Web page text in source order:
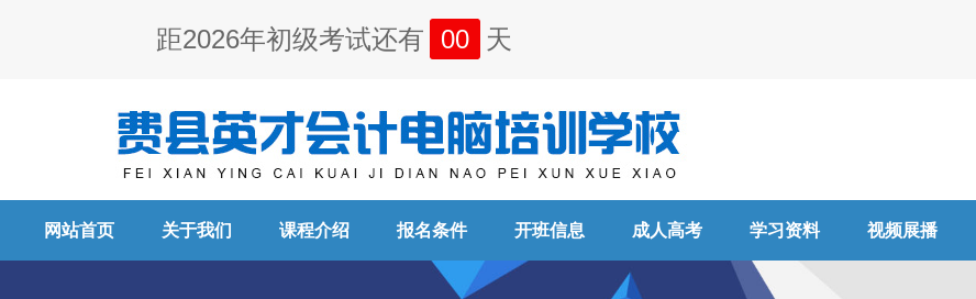
距2026年初级考试还有 00 天
网站首页 关于我们 课程介绍 报名条件 开班信息 成人高考 学习资料 视频展播